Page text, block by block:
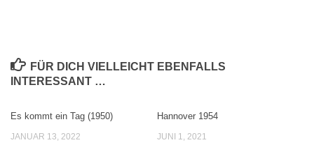
FÜR DICH VIELLEICHT EBENFALLS
INTERESSANT …
Es kommt ein Tag (1950)
JANUAR 13, 2022
Hannover 1954
JUNI 1, 2021